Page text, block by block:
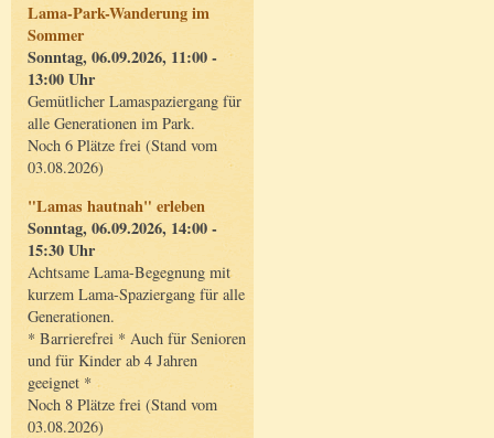
Lama-Park-Wanderung im
Sommer
Sonntag, 06.09.2026, 11:00 -
13:00 Uhr
Gemütlicher Lamaspaziergang für
alle Generationen im Park.
Noch 6 Plätze frei (Stand vom
03.08.2026)
"Lamas hautnah" erleben
Sonntag, 06.09.2026, 14:00 -
15:30 Uhr
Achtsame Lama-Begegnung mit
kurzem Lama-Spaziergang für alle
Generationen.
* Barrierefrei * Auch für Senioren
und für Kinder ab 4 Jahren
geeignet *
Noch 8 Plätze frei (Stand vom
03.08.2026)